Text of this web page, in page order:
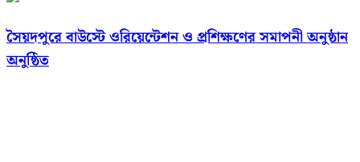
সৈয়দপুরে বাউস্টে ওরিয়েন্টেশন ও প্রশিক্ষণের সমাপনী অনুষ্ঠান
অনুষ্ঠিত